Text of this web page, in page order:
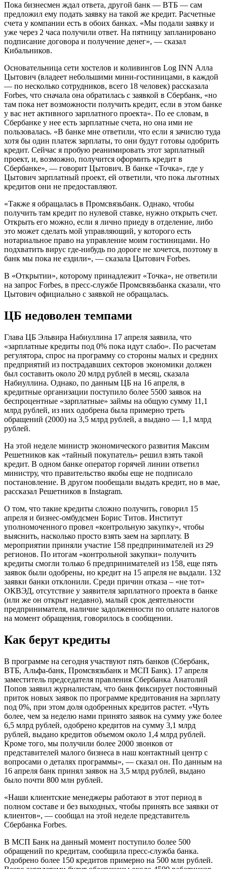
Пока бизнесмен ждал ответа, другой банк — ВТБ — сам
предложил ему подать заявку на такой же кредит. Расчетные
счета у компании есть в обоих банках. «Мы подали заявку и
уже через 2 часа получили ответ. На пятницу запланировано
подписание договора и получение денег», — сказал
Кибальников.
Основательница сети хостелов и коливингов Log INN Алла
Цытович (владеет небольшими мини-гостиницами, в каждой
— по несколько сотрудников, всего 18 человек) рассказала
Forbes, что сначала она обратилась с заявкой в Сбербанк, «но
там пока нет возможности получить кредит, если в этом банке
у вас нет активного зарплатного проекта». По ее словам, в
Cбербанке у нее есть зарплатные счета, но она ими не
пользовалась. «В банке мне ответили, что если я зачислю туда
хотя бы один платеж зарплаты, то они будут готовы одобрить
кредит. Сейчас я пробую реанимировать этот зарплатный
проект, и, возможно, получится оформить кредит в
Сбербанке», — говорит Цытович. В банке «Точка», где у
Цытович зарплатный проект, ей ответили, что пока льготных
кредитов они не предоставляют.
«Также я обращалась в Промсвязьбанк. Однако, чтобы
получить там кредит по нулевой ставке, нужно открыть счет.
Открыть его можно, если я лично приеду в отделение, либо
это может сделать мой управляющий, у которого есть
нотариальное право на управление моим гостиницами. Но
подхватить вирус где-нибудь по дороге не хочется, поэтому в
банк мы пока не ездили», — сказала Цытович Forbes.
В «Открытии», которому принадлежит «Точка», не ответили
на запрос Forbes, в пресс-службе Промсвязьбанка сказали, что
Цытович официально с заявкой не обращалась.
ЦБ недоволен темпами
Глава ЦБ Эльвира Набиуллина 17 апреля заявила, что
«зарплатные кредиты под 0% пока идут слабо». По расчетам
регулятора, спрос на программу со стороны малых и средних
предприятий из пострадавших секторов экономики должен
был составить около 20 млрд рублей в месяц, сказала
Набиуллина. Однако, по данным ЦБ на 16 апреля, в
кредитные организации поступило более 5500 заявок на
беспроцентные «зарплатные» займы на общую сумму 11,1
млрд рублей, из них одобрена была примерно треть
обращений (2000) на 3,5 млрд рублей, а выдано — 1,1 млрд
рублей.
На этой неделе министр экономического развития Максим
Решетников как «тайный покупатель» решил взять такой
кредит. В одном банке оператор горячей линии ответил
министру, что правительство якобы еще не подписало
постановление. В другом пообещали выдать кредит, но в мае,
рассказал Решетников в Instagram.
О том, что такие кредиты сложно получить, говорил 15
апреля и бизнес-омбудсмен Борис Титов. Институт
уполномоченного провел «контрольную закупку», чтобы
выяснить, насколько просто взять заем на зарплату. В
мероприятии приняли участие 158 предпринимателей из 29
регионов. По итогам «контрольной закупки» получить
кредиты смогли только 6 предпринимателей из 158, еще пять
заявок были одобрены, но кредит на 15 апреля не выдали. 132
заявки банки отклонили. Cреди причин отказа – «не тот»
ОКВЭД, отсутствие у заявителя зарплатного проекта в банке
(или же он открыт недавно), малый срок деятельности
предпринимателя, наличие задолженности по оплате налогов
на момент обращения, говорилось в сообщении.
Как берут кредиты
В программе на сегодня участвуют пять банков (Сбербанк,
ВТБ, Альфа-банк, Промсвязьбанк и МСП Банк). 17 апреля
заместитель председателя правления Сбербанка Анатолий
Попов заявил журналистам, что банк фиксирует постоянный
приток новых заявок по программе кредитования на зарплату
под 0%, при этом доля одобренных кредитов растет. «Чуть
более, чем за неделю нами принято заявок на сумму уже более
6,5 млрд рублей, одобрено кредитов на сумму 3,1 млрд
рублей, выдано кредитов объемом около 1,4 млрд рублей.
Кроме того, мы получили более 2000 звонков от
представителей малого бизнеса в наш контактный центр с
вопросами о деталях программы», — сказал он. По данным на
16 апреля банк принял заявок на 3,5 млрд рублей, выдано
было почти 800 млн рублей.
«Наши клиентские менеджеры работают в этот период в
полном составе и без выходных, чтобы принять все заявки от
клиентов», — сообщал на этой неделе представитель
Сбербанка Forbes.
В МСП Банк на данный момент поступило более 500
обращений по кредитам, сообщила пресс-служба банка.
Одобрено более 150 кредитов примерно на 500 млн рублей.